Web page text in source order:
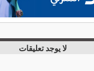
لا يوجد تعليقات